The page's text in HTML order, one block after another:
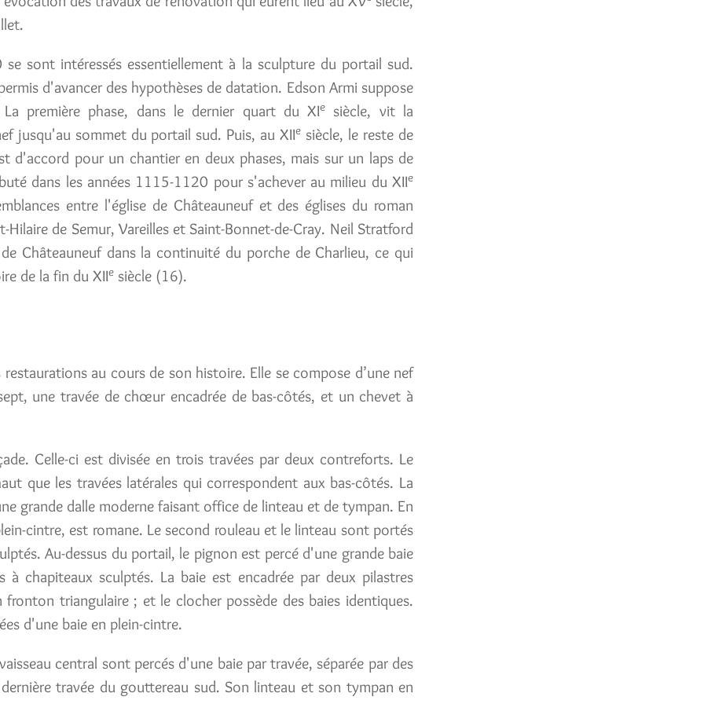
sont intéressés essentiellement à la sculpture du portail sud.
d'avancer des hypothèses de datation. Edson Armi suppose
première phase, dans le dernier quart du XIe
siècle, vit la
jusqu'au sommet du portail sud. Puis, au XIIe siècle, le reste de
d'accord pour un chantier en deux phases, mais sur un laps de
dans les années 1115-1120 pour s'achever au milieu du XIIe
entre l'église de Châteauneuf et des églises du roman
de Semur, Vareilles et Saint-Bonnet-de-Cray. Neil Stratford
Châteauneuf dans la continuité du porche de Charlieu, ce qui
de la fin du XIIe siècle (16).
au cours de son histoire. Elle se compose d’une nef
une travée de chœur encadrée de bas-côtés, et un chevet à
Celle-ci est divisée en trois travées par deux contreforts. Le
que les travées latérales qui correspondent aux bas-côtés. La
grande dalle moderne faisant office de linteau et de tympan. En
cintre, est romane. Le second rouleau et le linteau sont portés
Au-dessus du portail, le pignon est percé d'une grande baie
chapiteaux sculptés. La baie est encadrée par deux pilastres
triangulaire ; et le clocher possède des baies identiques.
d'une baie en plein-cintre.
central sont percés d'une baie par travée, séparée par des
travée du gouttereau sud. Son linteau et son tympan en